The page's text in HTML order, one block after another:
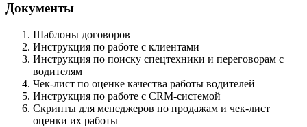
Документы
Шаблоны договоров
Инструкция по работе с клиентами
Инструкция по поиску спецтехники и переговорам с
водителям
Чек-лист по оценке качества работы водителей
Инструкция по работе с CRM-системой
Скрипты для менеджеров по продажам и чек-лист
оценки их работы